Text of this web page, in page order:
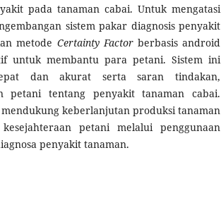
pada tanaman cabai. Untuk mengatasi
sistem pakar diagnosis penyakit
metode Certainty Factorberbasis android
untuk membantu para petani. Sistem ini
dan akurat serta saran tindakan,
petani tentang penyakit tanaman cabai.
keberlanjutan produksi tanaman
petani melalui penggunaan
penyakit tanaman.